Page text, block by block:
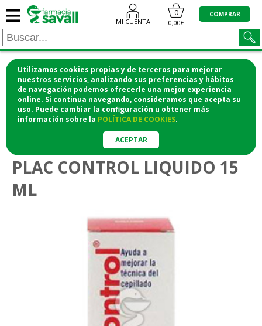
Utilizamos cookies propias y de terceros para mejorar
nuestros servicios, analizando sus preferencias y hábitos
de navegación podemos ofrecerle una mejor experiencia
online. Si continua navegando, consideramos que acepta su
uso. Puede cambiar la configuración u obtener más
información sobre la POLÍTICA DE COOKIES.
ACEPTAR
≡ MI CUENTA
0
0,00€
COMPRAR
¡COMPRA CÓMODAMENTE DESDE CASA Y RECOGE
EN LA FARMACIA!
o si lo prefieres te lo mandamos a casa
Higiene bucodental
PLAC CONTROL LIQUIDO 15
ML